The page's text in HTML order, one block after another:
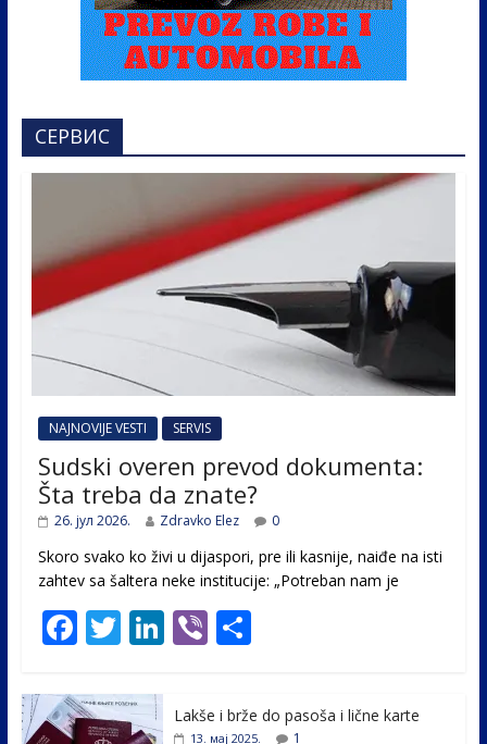
СЕРВИС
NAJNOVIJE VESTI SERVIS
Sudski overen prevod dokumenta:
Šta treba da znate?
26. јул 2026. Zdravko Elez 0
Skoro svako ko živi u dijaspori, pre ili kasnije, naiđe na isti
zahtev sa šaltera neke institucije: „Potreban nam je
F
e
b
T
itt
er
Li
e
Vi
er
S
ar
e
Lakše i brže do pasoša i lične karte
13. мај 2025. 1